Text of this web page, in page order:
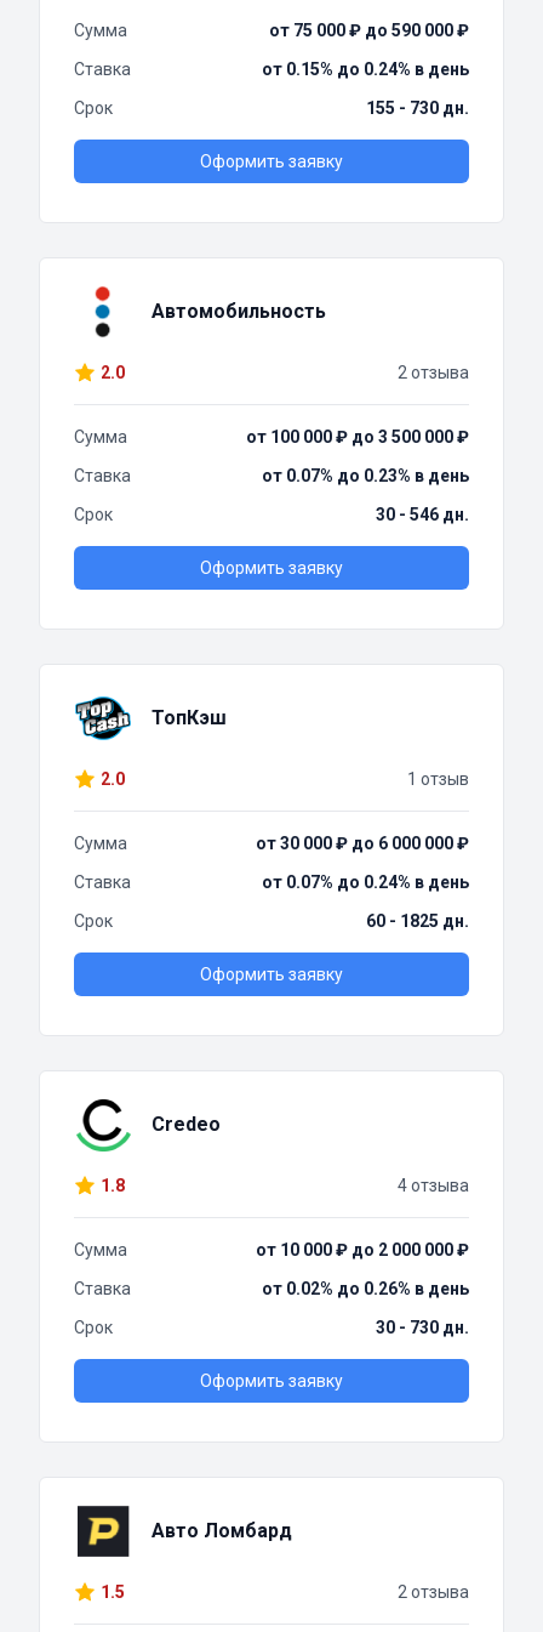
Сумма
от 75 000 ₽ до 590 000 ₽
Ставка
от 0.15% до 0.24% в день
Срок
155 - 730 дн.
Оформить заявку
Автомобильность
2.0 2 отзыва
Сумма
от 100 000 ₽ до 3 500 000 ₽
Ставка
от 0.07% до 0.23% в день
Срок
30 - 546 дн.
Оформить заявку
ТопКэш
2.0 1 отзыв
Сумма
от 30 000 ₽ до 6 000 000 ₽
Ставка
от 0.07% до 0.24% в день
Срок
60 - 1825 дн.
Оформить заявку
Credeo
1.8 4 отзыва
Сумма
от 10 000 ₽ до 2 000 000 ₽
Ставка
от 0.02% до 0.26% в день
Срок
30 - 730 дн.
Оформить заявку
Авто Ломбард
1.5 2 отзыва